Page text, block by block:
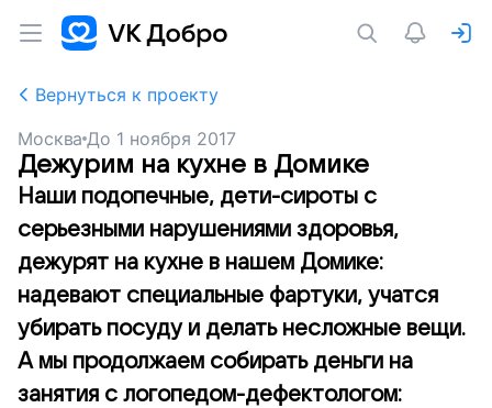
Вернуться к проекту
Москва До 1 ноября 2017
Дежурим на кухне в Домике
Наши подопечные, дети-сироты с
серьезными нарушениями здоровья,
дежурят на кухне в нашем Домике:
надевают специальные фартуки, учатся
убирать посуду и делать несложные вещи.
А мы продолжаем собирать деньги на
занятия с логопедом-дефектологом: